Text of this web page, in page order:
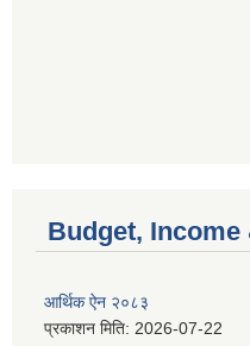
Budget, Income
आर्थिक ऐन २०८३
प्रकाशन मिति: 2026-07-22